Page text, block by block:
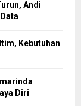
Andi
Kebutuhan
Diri